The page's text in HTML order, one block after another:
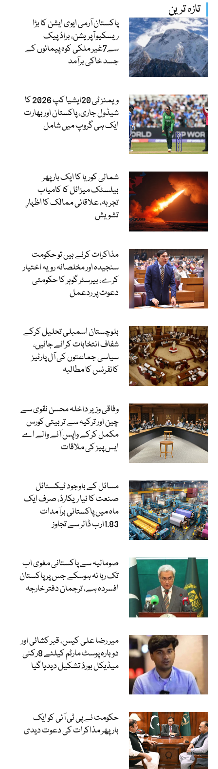
تازہ ترین
پاکستان آرمی ایوی ایشن کا بڑا
ریسکیو آپریشن، براڈ پیک
سے7غیر ملکی کوہ پیمائوں کے
جسد خاکی برآمد
ویمنز ٹی 20ایشیا کپ 2026 کا
شیڈول جاری، پاکستان اور بھارت
ایک ہی گروپ میں شامل
شمالی کوریا کا ایک بار پھر
بیلسٹک میزائل کا کامیاب
تجربہ، علاقائی ممالک کا اظہارِ
تشویش
مذاکرات کرنے ہیں تو حکومت
سنجیدہ اور مخلصانہ رویہ اختیار
کرے، بیرسٹر گوہر کا حکومتی
دعوت پر ردعمل
بلوچستان اسمبلی تحلیل کرکے
شفاف انتخابات کرائے جائیں،
سیاسی جماعتوں کی آل پارٹیز
کانفرنس کا مطالبہ
وفاقی وزیر داخلہ محسن نقوی سے
چین اور ترکیہ سے تربیتی کورس
مکمل کرکے واپس آنے والے اے
ایس پیز کی ملاقات
مسائل کے باوجود ٹیکسٹائل
صنعت کا نیا ریکارڈ، صرف ایک
ماہ میں پاکستانی برآمدات
1.83ارب ڈالر سے تجاوز
صومالیہ سے پاکستانی مغوی اب
تک رہا نہ ہوسکے جس پر پاکستان
افسردہ ہے، ترجمان دفتر خارجہ
میر رضا علی کیس، قبر کشائی اور
دوبارہ پوسٹ مارٹم کیلئے 8رکنی
میڈیکل بورڈ تشکیل دیدیا گیا
حکومت نے پی ٹی آئی کو ایک
بارپھر مذاکرات کی دعوت دیدی